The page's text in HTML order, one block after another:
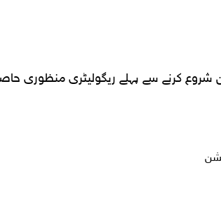
شروع کرنے سے پہلے ریگولیٹری منظوری